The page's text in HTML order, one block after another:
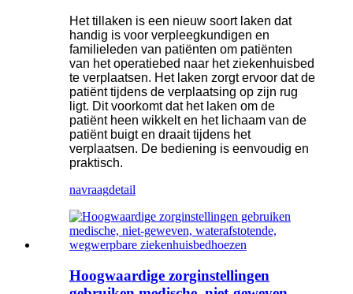
Het tillaken is een nieuw soort laken dat
handig is voor verpleegkundigen en
familieleden van patiënten om patiënten
van het operatiebed naar het ziekenhuisbed
te verplaatsen. Het laken zorgt ervoor dat de
patiënt tijdens de verplaatsing op zijn rug
ligt. Dit voorkomt dat het laken om de
patiënt heen wikkelt en het lichaam van de
patiënt buigt en draait tijdens het
verplaatsen. De bediening is eenvoudig en
praktisch.
navraagdetail
Hoogwaardige zorginstellingen